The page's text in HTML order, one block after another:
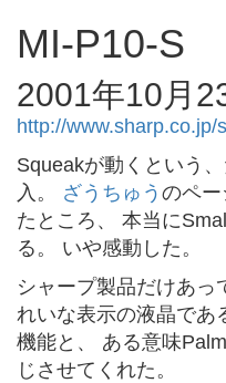
MI-P10-S
2001年10月
http://www.sharp.co.jp/
Squeakが動くという
入。 ざうちゅう のペ
たところ、 本当に
る。 いや感動した。
シャープ製品だけあっ
れいな表示の液晶であ
機能と、 ある意味
じさせてくれた。